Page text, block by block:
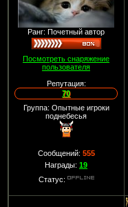
Ранг: Почетный автор
Посмотреть снаряжение
пользователя
Репутация:
70
Группа: Опытные игроки
поднебесья
Сообщений: 555
Награды: 19
Статус: